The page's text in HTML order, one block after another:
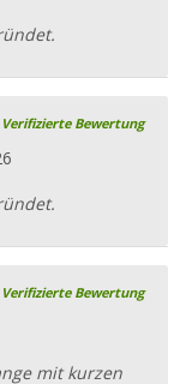
Verifizierte Bewertung
Verifizierte Bewertung
mit kurzen